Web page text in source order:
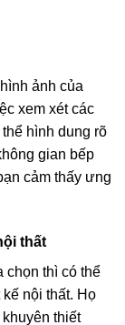
ảnh của
xem xét các
hình dung rõ
gian bếp
cảm thấy ưng
thất
chọn thì có thể
nội thất. Họ
thiết